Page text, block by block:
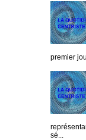
premier
sé...